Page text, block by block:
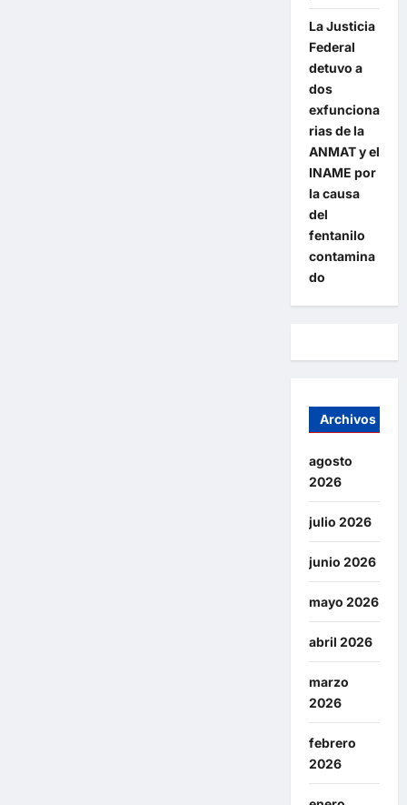
La Justicia
Federal
detuvo a
dos
exfunciona
rias de la
ANMAT y el
INAME por
la causa
del
fentanilo
contamina
do
Archivos
agosto
2026
julio 2026
junio 2026
mayo 2026
abril 2026
marzo
2026
febrero
2026